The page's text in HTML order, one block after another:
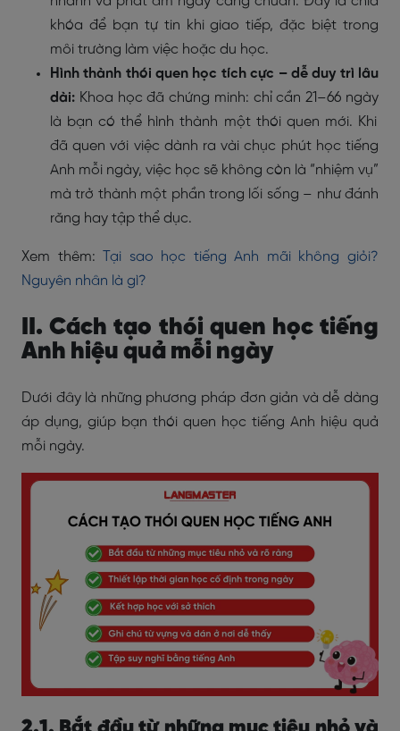
khóa để bạn tự tin khi giao tiếp, đặc biệt trong
môi trường làm việc hoặc du học.
Hình thành thói quen học tích cực – dễ duy trì lâu
dài: Khoa học đã chứng minh: chỉ cần 21–66 ngày
là bạn có thể hình thành một thói quen mới. Khi
đã quen với việc dành ra vài chục phút học tiếng
Anh mỗi ngày, việc học sẽ không còn là “nhiệm vụ”
mà trở thành một phần trong lối sống – như đánh
răng hay tập thể dục.
Xem thêm:
Tại sao học tiếng Anh mãi không giỏi?
Nguyên nhân là gì?
II. Cách tạo thói quen học tiếng
Anh hiệu quả mỗi ngày
Dưới đây là những phương pháp đơn giản và dễ dàng
áp dụng, giúp bạn thói quen học tiếng Anh hiệu quả
mỗi ngày.